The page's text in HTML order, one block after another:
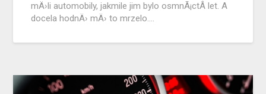
mÄ›li automobily, jakmile jim bylo osmnÃ¡ctÂ let. A
docela hodnÄ› mÄ› to mrzelo….